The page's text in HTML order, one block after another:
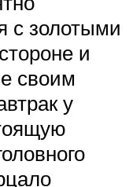
с золотыми
и
своим
у